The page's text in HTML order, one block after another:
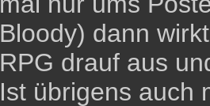
Bloody) dann
RPG drauf aus
Ist übrigens auch